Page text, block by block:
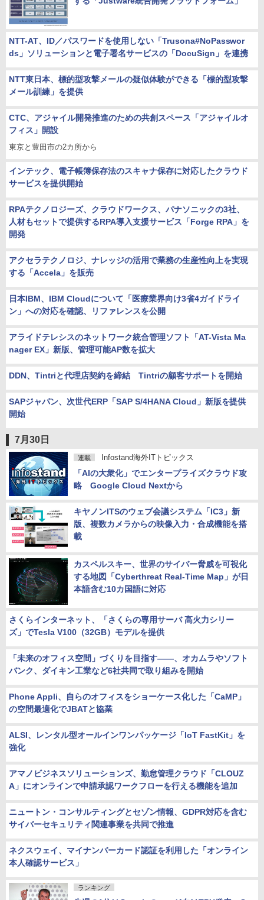
NTT-AT、ID／パスワードを使用しない「Trusona#NoPasswor
ds」ソリューションと電子署名サービスの「DocuSign」を連携
NTT東日本、標的型攻撃メールの疑似体験ができる「標的型攻撃
メール訓練」を提供
CTC、アジャイル開発推進のための共創スペース「アジャイルオ
フィス」開設
東京と豊田市の2カ所から
インテック、電子帳簿保存法のスキャナ保存に対応したクラウド
サービスを提供開始
RPAテクノロジーズ、クラウドワークス、パナソニックの3社、
人材もセットで提供するRPA導入支援サービス「Forge RPA」を
開発
アクセラテクノロジ、ナレッジの活用で業務の生産性向上を実現
する「Accela」を販売
日本IBM、IBM Cloudについて「医療業界向け3省4ガイドライ
ン」への対応を確認、リファレンスを公開
アライドテレシスのネットワーク統合管理ソフト「AT-Vista Ma
nager EX」新版、管理可能AP数を拡大
DDN、Tintriと代理店契約を締結 Tintriの顧客サポートを開始
SAPジャパン、次世代ERP「SAP S/4HANA Cloud」新版を提供
開始
7月30日
連載 Infostand海外ITトピックス
「AIの大衆化」でエンタープライズクラウド攻
略 Google Cloud Nextから
キヤノンITSのウェブ会議システム「IC3」新
版、複数カメラからの映像入力・合成機能を搭
載
カスペルスキー、世界のサイバー脅威を可視化
する地図「Cyberthreat Real-Time Map」が日
本語含む10カ国語に対応
さくらインターネット、「さくらの専用サーバ 高火力シリー
ズ」でTesla V100（32GB）モデルを提供
「未来のオフィス空間」づくりを目指す――、オカムラやソフト
バンク、ダイキン工業など6社共同で取り組みを開始
Phone Appli、自らのオフィスをショーケース化した「CaMP」
の空間最適化でJBATと協業
ALSI、レンタル型オールインワンパッケージ「IoT FastKit」を
強化
アマノビジネスソリューションズ、勤怠管理クラウド「CLOUZ
A」にオンラインで申請承認ワークフローを行える機能を追加
ニュートン・コンサルティングとセゾン情報、GDPR対応を含む
サイバーセキュリティ関連事業を共同で推進
ネクスウェイ、マイナンバーカード認証を利用した「オンライン
本人確認サービス」
ランキング